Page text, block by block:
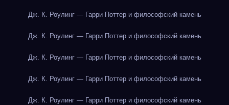
Дж. К. Роулинг — Гарри Поттер и философский камень
Дж. К. Роулинг — Гарри Поттер и философский камень
Дж. К. Роулинг — Гарри Поттер и философский камень
Дж. К. Роулинг — Гарри Поттер и философский камень
Дж. К. Роулинг — Гарри Поттер и философский камень